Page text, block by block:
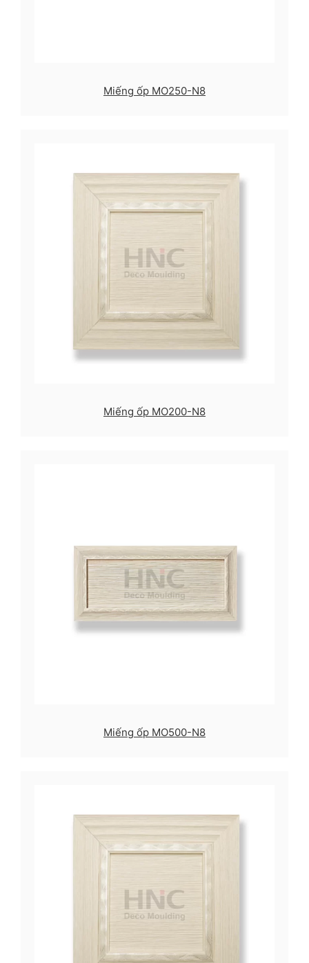
Miếng ốp MO250-N8
Miếng ốp MO200-N8
Miếng ốp MO500-N8